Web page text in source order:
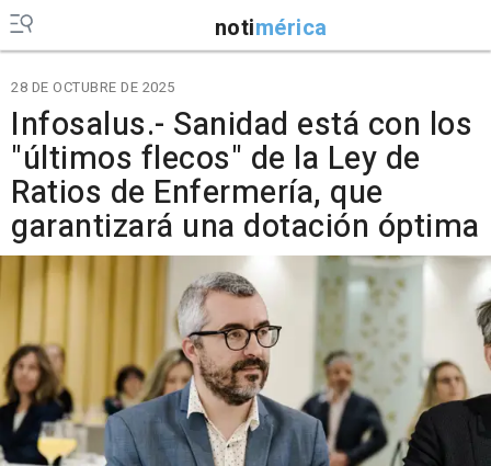
notimérica
28 DE OCTUBRE DE 2025
Infosalus.- Sanidad está con los
"últimos flecos" de la Ley de
Ratios de Enfermería, que
garantizará una dotación óptima